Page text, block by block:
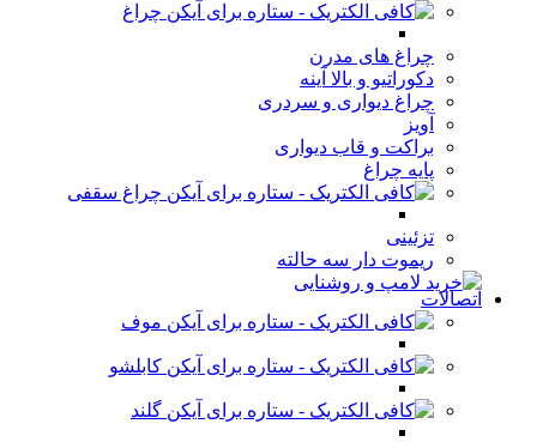
چراغ
چراغ های مدرن
دکوراتیو و بالا آینه
چراغ دیواری و سردری
آویز
براکت و قاب دیواری
پایه چراغ
چراغ سقفی
تزئینی
ریموت دار سه حالته
اتصالات
موف
کابلشو
گلند